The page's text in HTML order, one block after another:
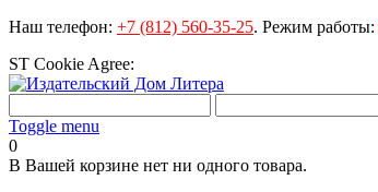
Наш телефон: +7 (812) 560-35-25. Режим работы:
ST Cookie Agree:
Toggle menu
0
В Вашей корзине нет ни одного товара.